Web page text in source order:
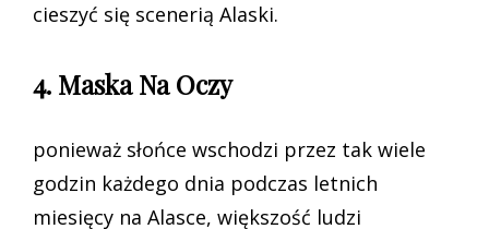
cieszyć się scenerią Alaski.
4. Maska Na Oczy
ponieważ słońce wschodzi przez tak wiele
godzin każdego dnia podczas letnich
miesięcy na Alasce, większość ludzi